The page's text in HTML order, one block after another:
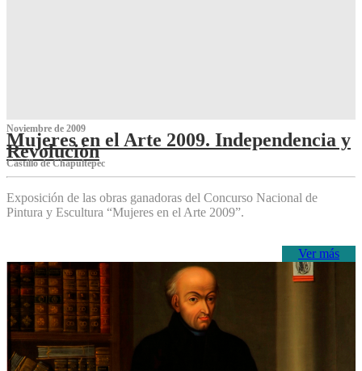
Noviembre de 2009
Mujeres en el Arte 2009. Independencia y
Revolución
Castillo de Chapultepec
Exposición de las obras ganadoras del Concurso Nacional de
Pintura y Escultura “Mujeres en el Arte 2009”.
Ver más